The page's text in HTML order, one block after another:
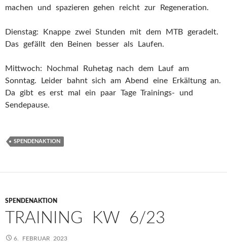
machen und spazieren gehen reicht zur Regeneration.
Dienstag: Knappe zwei Stunden mit dem MTB geradelt.
Das gefällt den Beinen besser als Laufen.
Mittwoch: Nochmal Ruhetag nach dem Lauf am
Sonntag. Leider bahnt sich am Abend eine Erkältung an.
Da gibt es erst mal ein paar Tage Trainings- und
Sendepause.
SPENDENAKTION
SPENDENAKTION
TRAINING KW 6/23
6. FEBRUAR 2023